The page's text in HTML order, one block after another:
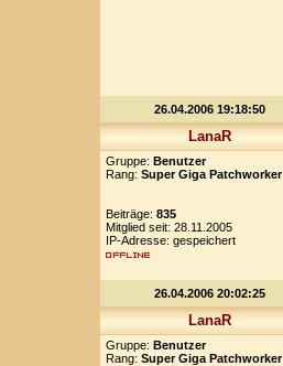
26.04.2006 19:18:50
LanaR
Gruppe: Benutzer
Rang: Super Giga Patchworker
Beiträge: 835
Mitglied seit: 28.11.2005
IP-Adresse: gespeichert
26.04.2006 20:02:25
LanaR
Gruppe: Benutzer
Rang: Super Giga Patchworker